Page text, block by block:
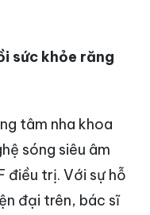
sức khỏe răng
tâm nha khoa
sóng siêu âm
điều trị. Với sự hỗ
đại trên, bác sĩ